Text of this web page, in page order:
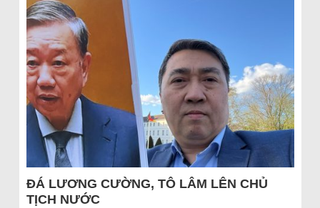
ĐÁ LƯƠNG CƯỜNG, TÔ LÂM LÊN CHỦ
TỊCH NƯỚC